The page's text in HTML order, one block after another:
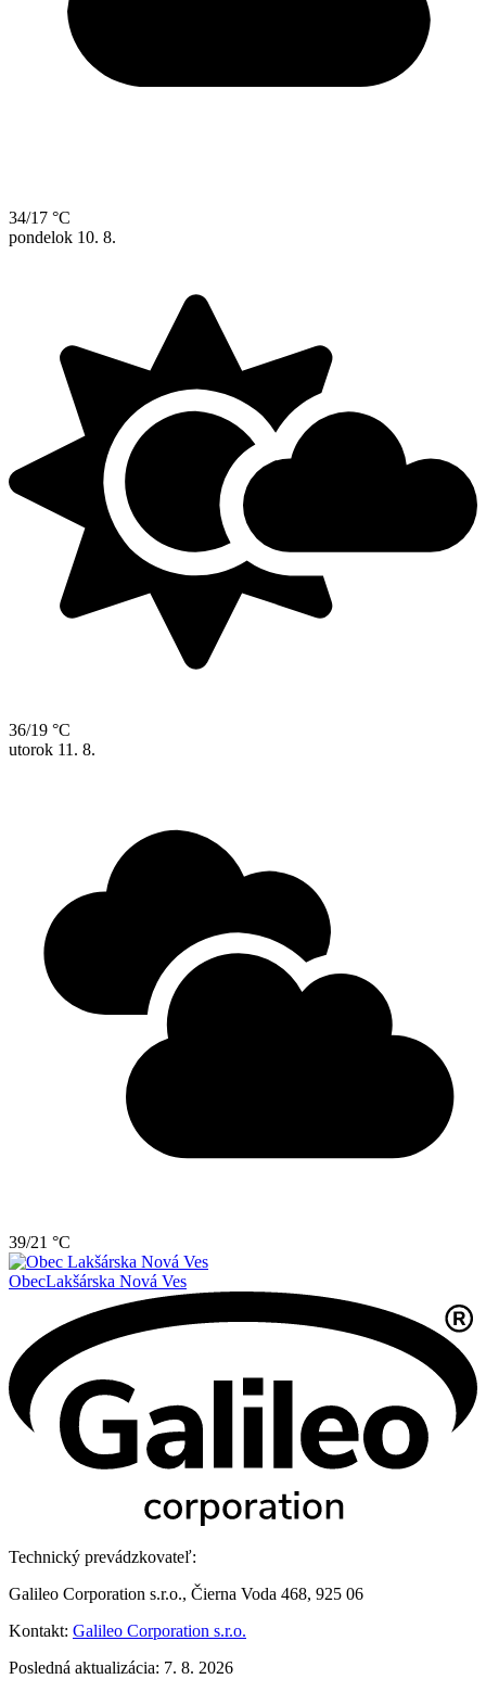
34/17 °C
pondelok 10. 8.
36/19 °C
utorok 11. 8.
39/21 °C
ObecLakšárska Nová Ves
Technický prevádzkovateľ:
Galileo Corporation s.r.o., Čierna Voda 468, 925 06
Kontakt: Galileo Corporation s.r.o.
Posledná aktualizácia: 7. 8. 2026